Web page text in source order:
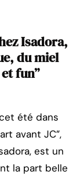
Isadora,
du miel
fun”
été dans
avant JC”,
est un
la part belle